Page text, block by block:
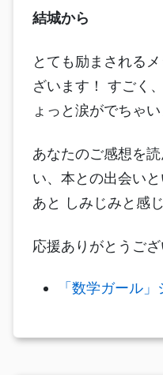
結城から
とても励まされる
ざいます！ すごく
ょっと涙がでちゃい
あなたのご感想を
い、本との出会い
あと しみじみと感じ
応援ありがとうござ
「数学ガール